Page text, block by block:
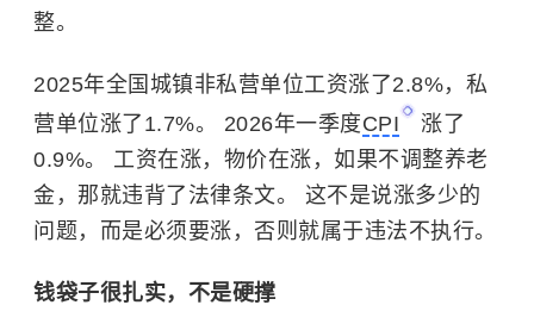
整。
2025年全国城镇非私营单位工资涨了2.8%，私
营单位涨了1.7%。 2026年一季度CPI
涨了
0.9%。 工资在涨，物价在涨，如果不调整养老
金，那就违背了法律条文。 这不是说涨多少的
问题，而是必须要涨，否则就属于违法不执行。
钱袋子很扎实，不是硬撑